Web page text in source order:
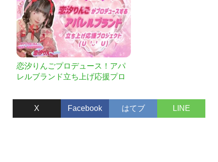
恋汐りんごプロデュース！アパ
レルブランド立ち上げ応援プロ
X Facebook はてブ LINE